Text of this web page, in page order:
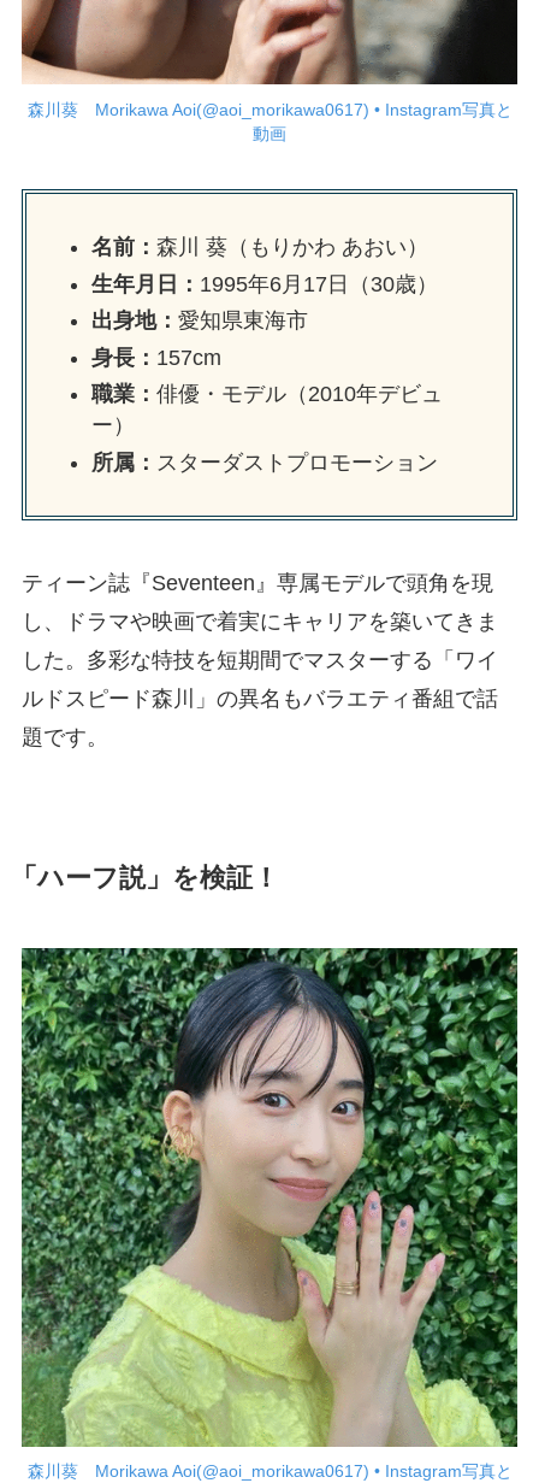
森川葵 Morikawa Aoi(@aoi_morikawa0617) • Instagram写真と
動画
名前： 森川 葵（もりかわ あおい）
生年月日： 1995年6月17日（30歳）
出身地： 愛知県東海市
身長： 157cm
職業： 俳優・モデル（2010年デビュ
ー）
所属： スターダストプロモーション
ティーン誌『Seventeen』専属モデルで頭角を現
し、ドラマや映画で着実にキャリアを築いてきま
した。多彩な特技を短期間でマスターする「ワイ
ルドスピード森川」の異名もバラエティ番組で話
題です。
「ハーフ説」を検証！
森川葵 Morikawa Aoi(@aoi_morikawa0617) • Instagram写真と